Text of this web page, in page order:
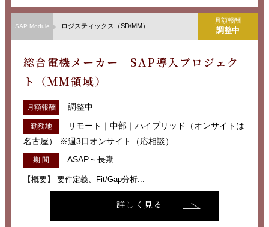
SAP Module ロジスティックス（SD/MM）
月額報酬
調整中
総合電機メーカー SAP導入プロジェク
ト（MM領域）
月額報酬 調整中
勤務地
リモート｜中部｜ハイブリッド（オンサイトは
名古屋） ※週3日オンサイト（応相談）
期 間 ASAP～長期
【概要】 要件定義、Fit/Gap分析...
詳しく見る